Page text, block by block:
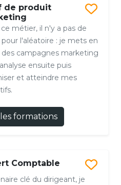
de produit
ce métier, il n'y a pas de
pour l'aléatoire : je mets en
des campagnes marketing
ensuite puis
et atteindre mes
formations
Comptable
clé du dirigeant, je